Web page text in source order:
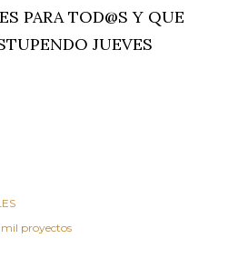
PARA TOD@S Y QUE
JUEVES
mil proyectos